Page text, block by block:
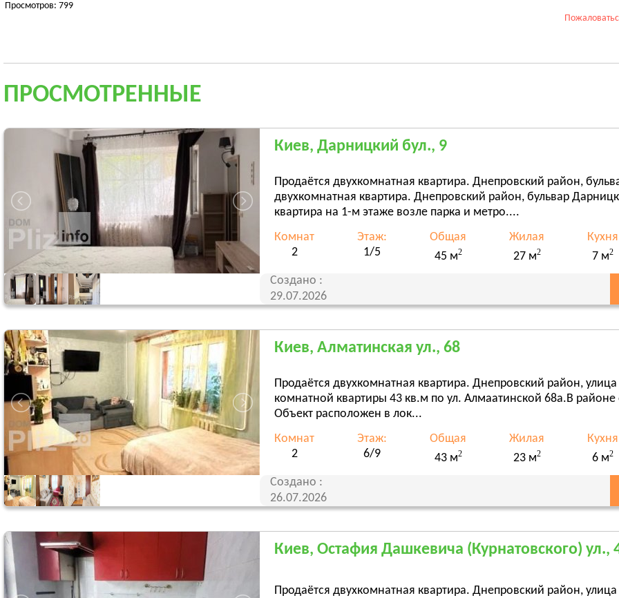
Просмотров: 799
ПРОСМОТРЕННЫЕ
Киев, Дарницкий бул., 9
Продаётся двухкомнатная квартира. Днепровский район,
двухкомнатная квартира. Днепровский район, бульвар
квартира на 1-м этаже возле парка и метро....
Комнат
2
Этаж:
1/5
Общая
45 м2
Жилая
27 м2
Кухня
7 м2
Создано :
29.07.2026
Киев, Алматинская ул., 68
Продаётся двухкомнатная квартира. Днепровский район,
комнатной квартиры 43 кв.м по ул. Алмаатинской 68а.В
Объект расположен в лок...
Комнат
2
Этаж:
6/9
Общая
43 м2
Жилая
23 м2
Кухня
6 м2
Создано :
26.07.2026
Киев, Остафия Дашкевича (Курнатовского) ул.,
Продаётся двухкомнатная квартира. Днепровский район,